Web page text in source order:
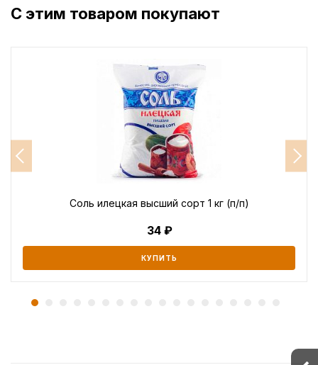
С этим товаром покупают
Соль илецкая высший сорт 1 кг (п/п)
34
КУПИТЬ